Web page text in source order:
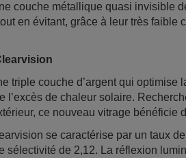
couche métallique quasi invisible
en évitant, grâce à leur très faible
triple couche d’argent qui
l’excès de chaleur solaire.
ce nouveau vitrage bénéficie
se caractérise par un taux
sélectivité de 2,12. La réflexion